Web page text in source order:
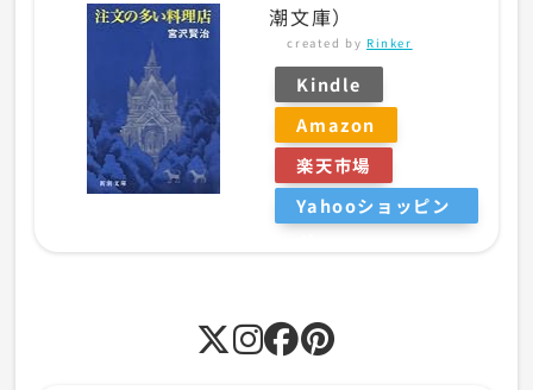
潮文庫）
created by Rinker
Kindle
Amazon
楽天市場
Yahooショッピン